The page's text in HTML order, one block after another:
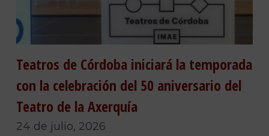
Teatros de Córdoba iniciará la temporada
con la celebración del 50 aniversario del
Teatro de la Axerquía
24 de julio, 2026